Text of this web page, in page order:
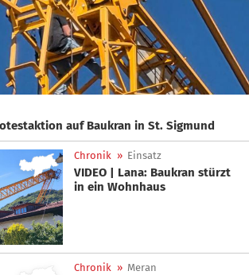
auf Baukran in St. Sigmund
Chronik » Einsatz
VIDEO | Lana: Baukran stürzt
in ein Wohnhaus
Chronik » Meran